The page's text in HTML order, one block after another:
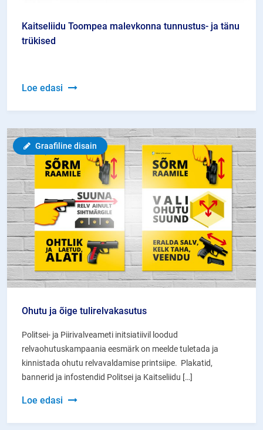
Kaitseliidu Toompea malevkonna tunnustus- ja tänu
trükised
Loe edasi
Kaitseliidu
tunnustus-
ja
tänu
trükised
Graafiline disain
Ohutu ja õige tulirelvakasutus
Politsei- ja Piirivalveameti initsiatiivil loodud
relvaohutuskampaania eesmärk on meelde tuletada ja
kinnistada ohutu relvavaldamise printsiipe. Plakatid,
bannerid ja infostendid Politsei ja Kaitseliidu […]
Loe edasi
Ohutu